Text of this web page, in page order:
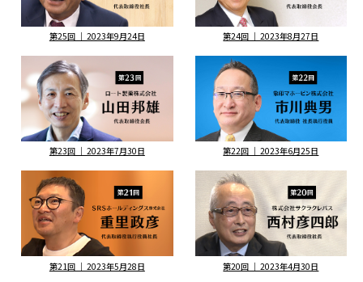
第25回 ｜ 2023年9月24日 第24回 ｜ 2023年8月27日
第23回 ｜ 2023年7月30日 第22回 ｜ 2023年6月25日
第21回 ｜ 2023年5月28日 第20回 ｜ 2023年4月30日